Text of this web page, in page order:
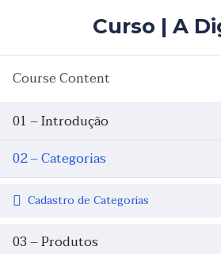
the
content
Curso | A
Course Content
01 – Introdução
02 – Categorias
Cadastro de Categorias
03 – Produtos